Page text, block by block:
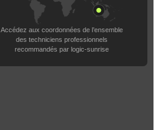
Accédez aux coordonnées de l’ensemble
des techniciens professionnels
recommandés par logic-sunrise